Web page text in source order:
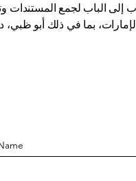
إلى الباب لجمع المستندات
بما في ذلك أبو ظبي،